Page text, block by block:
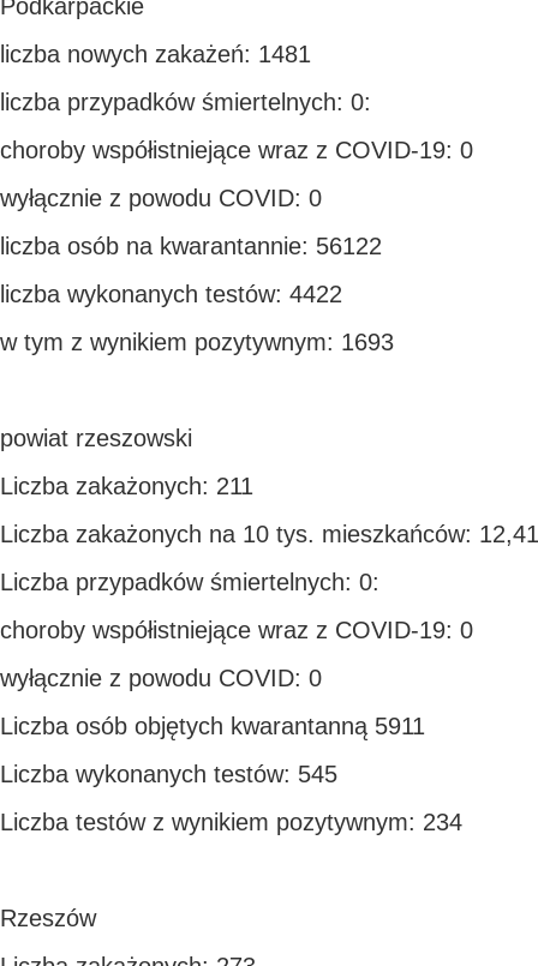
Podkarpackie
liczba nowych zakażeń: 1481
liczba przypadków śmiertelnych: 0:
choroby współistniejące wraz z COVID-19: 0
wyłącznie z powodu COVID: 0
liczba osób na kwarantannie: 56122
liczba wykonanych testów: 4422
w tym z wynikiem pozytywnym: 1693
powiat rzeszowski
Liczba zakażonych: 211
Liczba zakażonych na 10 tys. mieszkańców: 12,41
Liczba przypadków śmiertelnych: 0:
choroby współistniejące wraz z COVID-19: 0
wyłącznie z powodu COVID: 0
Liczba osób objętych kwarantanną 5911
Liczba wykonanych testów: 545
Liczba testów z wynikiem pozytywnym: 234
Rzeszów